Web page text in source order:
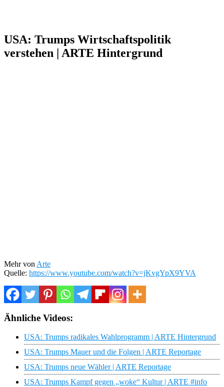
USA: Trumps Wirtschaftspolitik
verstehen | ARTE Hintergrund
Mehr von Arte
Quelle: https://www.youtube.com/watch?v=jKvgYpX9YVA
Ähnliche Videos:
USA: Trumps radikales Wahlprogramm | ARTE Hintergrund
USA: Trumps Mauer und die Folgen | ARTE Reportage
USA: Trumps neue Wähler | ARTE Reportage
USA: Trumps Kampf gegen „woke“ Kultur | ARTE #info